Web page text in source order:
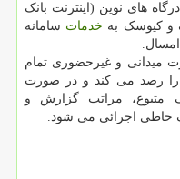
های نوین (اینترنت بانک
و کیوسک به خدمات سامانه
میدانی و غیرحضوری تمام
را رصد می کند و در صورت
متبوع، مراتب گزارش و
خاطی اجرائی می شود.